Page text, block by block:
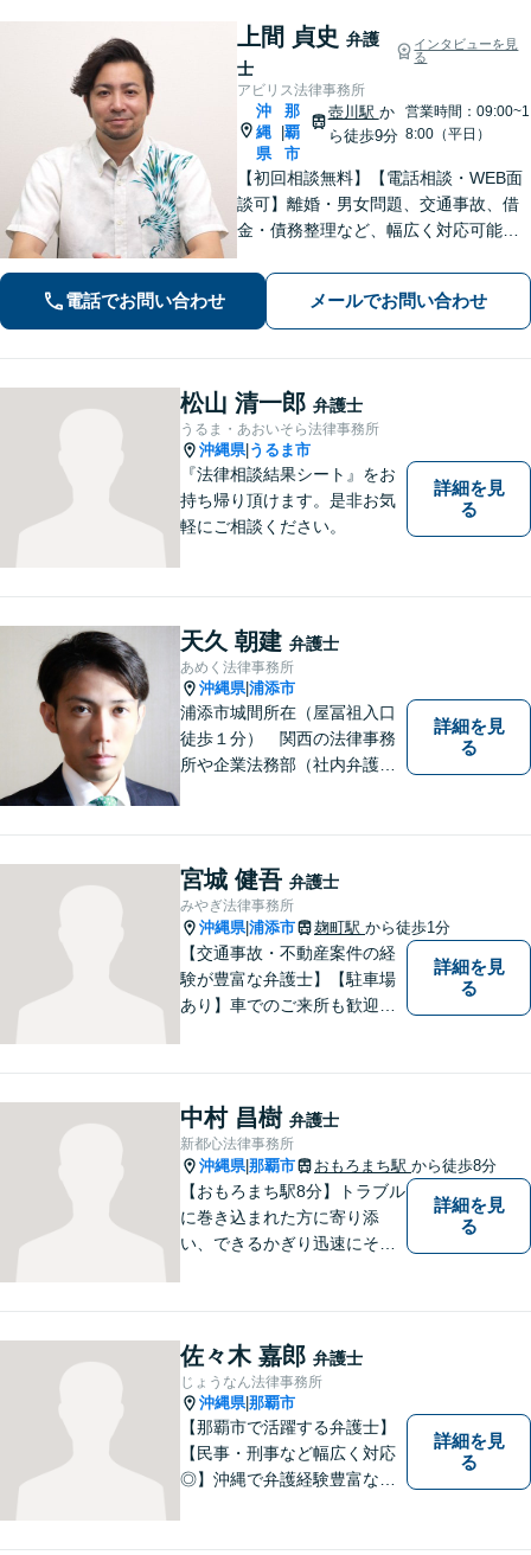
上間 貞史 弁護
士
インタビューを見
る
アビリス法律事務所
沖
縄
県
那
覇
市
壺川駅 か
ら徒歩9分
営業時間：09:00~1
8:00（平日）
【初回相談無料】【電話相談・WEB面
談可】離婚・男女問題、交通事故、借
金・債務整理など、幅広く対応可能で
談しやすい対応体制を整備していま
す。抱えているお悩みを解決いたしま
すので、お気軽にお問い合わせくださ
い。
電話でお問い合わせ メールでお問い合わせ
松山 清一郎 弁護士
うるま・あおいそら法律事務所
沖縄県| うるま市
『法律相談結果シート』をお
持ち帰り頂けます。是非お気
軽にご相談ください。
詳細を見
る
天久 朝建 弁護士
あめく法律事務所
沖縄県|浦添市
浦添市城間所在（屋冨祖入口
徒歩１分） 関西の法律事務
所や企業法務部（社内弁護士
詳細を見
る
宮城 健吾 弁護士
みやぎ法律事務所
沖縄県|浦添市 麹町駅 から徒歩1分
【交通事故・不動産案件の経
験が豊富な弁護士】【駐車場
あり】車でのご来所も歓迎し
た提案をしていきたいと思っ
ています。【完全個室で相談
可】
詳細を見
る
中村 昌樹 弁護士
新都心法律事務所
沖縄県|那覇市 おもろまち駅 から徒歩8分
【おもろまち駅8分】トラブル
に巻き込まれた方に寄り添
い、できるかぎり迅速にそし
婚、借金、相続、交通事故
等、生活上のトラブルがござ
いましたら、お気軽にご相談
下さい。
詳細を見
る
佐々木 嘉郎 弁護士
じょうなん法律事務所
沖縄県|那覇市
【那覇市で活躍する弁護士】
【民事・刑事など幅広く対応
◎】沖縄で弁護経験豊富な弁
詳細を見
る